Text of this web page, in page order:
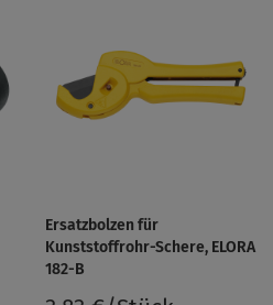
Ersatzbolzen für
Kunststoffrohr-Schere, ELORA
182-B